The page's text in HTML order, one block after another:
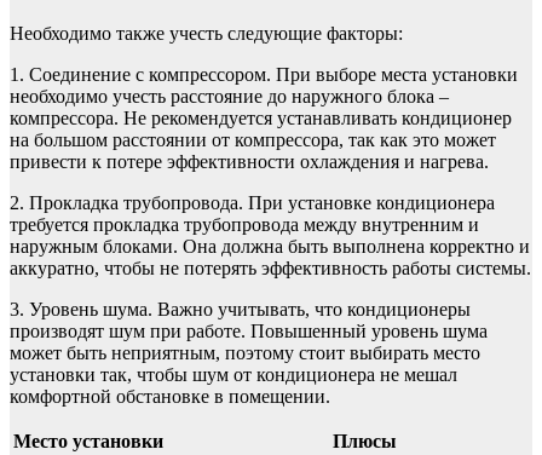
Необходимо также учесть следующие факторы:
1. Соединение с компрессором. При выборе места установки
необходимо учесть расстояние до наружного блока –
компрессора. Не рекомендуется устанавливать кондиционер
на большом расстоянии от компрессора, так как это может
привести к потере эффективности охлаждения и нагрева.
2. Прокладка трубопровода. При установке кондиционера
требуется прокладка трубопровода между внутренним и
наружным блоками. Она должна быть выполнена корректно и
аккуратно, чтобы не потерять эффективность работы системы.
3. Уровень шума. Важно учитывать, что кондиционеры
производят шум при работе. Повышенный уровень шума
может быть неприятным, поэтому стоит выбирать место
установки так, чтобы шум от кондиционера не мешал
комфортной обстановке в помещении.
Место установки
Плюсы